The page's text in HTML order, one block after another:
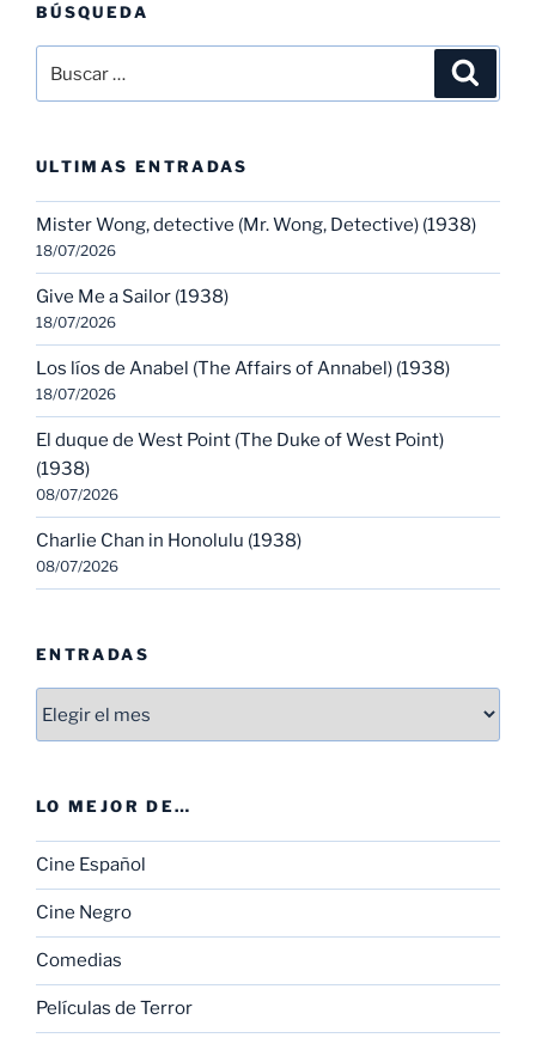
BÚSQUEDA
por:
ULTIMAS ENTRADAS
Mister Wong, detective (Mr. Wong, Detective) (1938)
18/07/2026
Give Me a Sailor (1938)
18/07/2026
Los líos de Anabel (The Affairs of Annabel) (1938)
18/07/2026
El duque de West Point (The Duke of West Point)
(1938)
08/07/2026
Charlie Chan in Honolulu (1938)
08/07/2026
ENTRADAS
LO MEJOR DE…
Cine Español
Cine Negro
Comedias
Películas de Terror